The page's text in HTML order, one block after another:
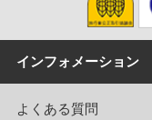
インフォメーション
よくある質問